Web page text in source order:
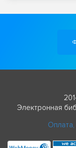
Электронная
Оплата,